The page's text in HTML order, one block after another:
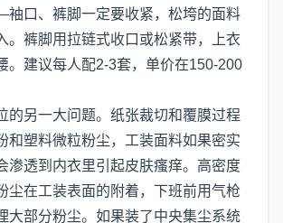
口、裤脚一定要收紧，松垮的面料
。裤脚用拉链式收口或松紧带，上衣
。建议每人配2-3套，单价在150-200
的另一大问题。纸张裁切和覆膜过程
和塑料微粒粉尘，工装面料如果密实
渗透到内衣里引起皮肤瘙痒。高密度
尘在工装表面的附着，下班前用气枪
大部分粉尘。如果装了中央集尘系统